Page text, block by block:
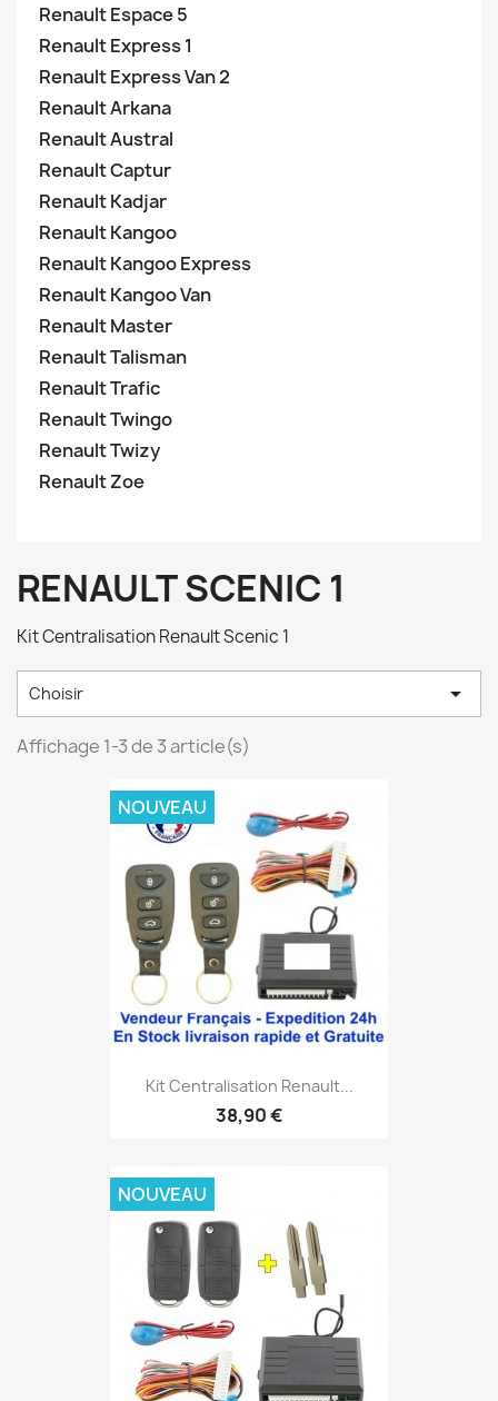
Renault Espace 5
Renault Express 1
Renault Express Van 2
Renault Arkana
Renault Austral
Renault Captur
Renault Kadjar
Renault Kangoo
Renault Kangoo Express
Renault Kangoo Van
Renault Master
Renault Talisman
Renault Trafic
Renault Twingo
Renault Twizy
Renault Zoe
RENAULT SCENIC 1
Kit Centralisation Renault Scenic 1
Choisir 
Affichage 1-3 de 3 article(s)
Kit Centralisation Renault...
38,90 €
NOUVEAU
NOUVEAU